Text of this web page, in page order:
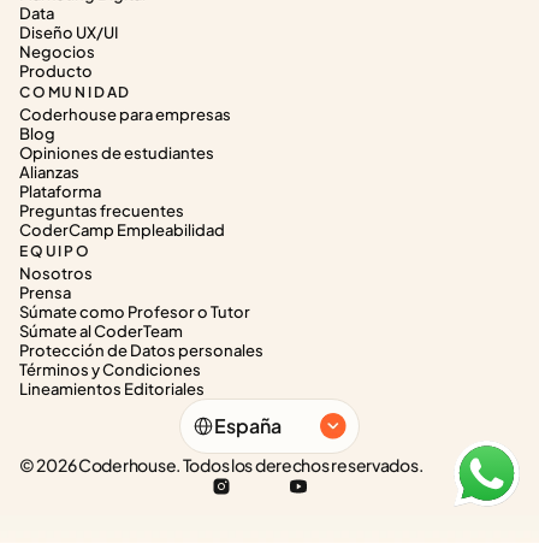
Data
Diseño UX/UI
Negocios
Producto
COMUNIDAD
Coderhouse para empresas
Blog
Opiniones de estudiantes
Alianzas
Plataforma
Preguntas frecuentes
CoderCamp Empleabilidad
EQUIPO
Nosotros
Prensa
Súmate como Profesor o Tutor
Súmate al CoderTeam
Protección de Datos personales
Términos y Condiciones
Lineamientos Editoriales
Select Language
España
© 2026 Coderhouse. Todos los derechos reservados.